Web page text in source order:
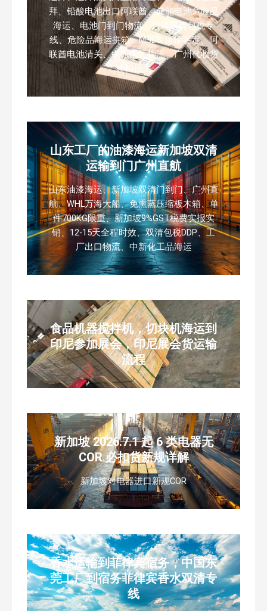
拜、铅酸电池出口阿联酋、储能电池危险品
海运、电池门到门物流、迪拜双清包税专
线、危险品海运拼箱、MSDS 运输鉴定、阿
联酋电池清关、中东国际物流、广州代收货
装柜报关
山东工厂的油漆海运新加坡双清
运输到门广州直航
山东油漆海运、新加坡双清门到门、广州直
航、WHL万海大船、免熏蒸压缩板木箱、单
件700KG限重、新加坡9%GST税费实报实
销、12-15天全程时效、双清包税DDP、工
厂出口物流、中新化工品海运
食品机器搅拌机，切块机海运到
印尼参加展会，印尼展会货运输
流程
新加坡 2026.7.1 起 6 类电器无
COR 必扣货新规详解
新加坡对电器进口新规COR
香水运输到菲律宾宿务，中国东
莞工厂到宿务菲律宾香水双清专
线